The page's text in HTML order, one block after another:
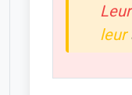
Leur
leur